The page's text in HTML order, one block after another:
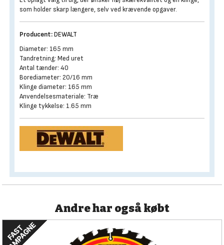
som holder skarp længere, selv ved krævende opgaver.
Producent:DEWALT
Diameter: 165 mm
Tandretning: Med uret
Antal tænder: 40
Borediameter: 20/16 mm
Klinge diameter: 165 mm
Anvendelsesmateriale: Træ
Klinge tykkelse: 1.65 mm
Andre har også købt